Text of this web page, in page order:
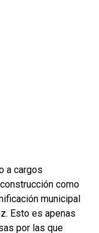
a cargos
como
municipal
Esto es apenas
por las que